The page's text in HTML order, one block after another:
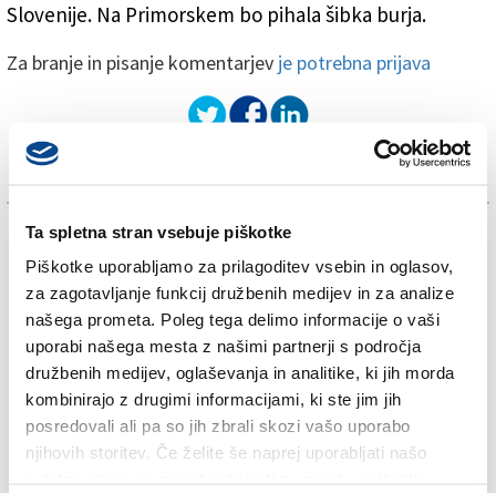
Ta spletna stran vsebuje piškotke
Piškotke uporabljamo za prilagoditev vsebin in oglasov,
za zagotavljanje funkcij družbenih medijev in za analize
našega prometa. Poleg tega delimo informacije o vaši
uporabi našega mesta z našimi partnerji s področja
družbenih medijev, oglaševanja in analitike, ki jih morda
kombinirajo z drugimi informacijami, ki ste jim jih
posredovali ali pa so jih zbrali skozi vašo uporabo
njihovih storitev. Če želite še naprej uporabljati našo
Slovenije. Na Primorskem bo pihala šibka burja.
Za branje in pisanje komentarjev je potrebna prijava
TAGS:
BURJA
DAN
MEJA
SPLETNO UREDNIŠTVO